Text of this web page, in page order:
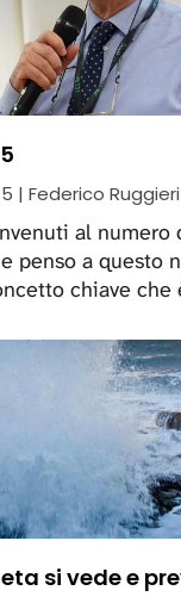
| Federico Ruggieri
al numero
penso a questo
chiave
si vede e